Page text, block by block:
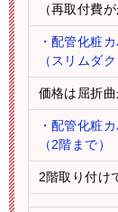
（再取付費
・配管化粧
（スリムダク
価格は屈折曲
・配管化粧
（2階まで）
2階取り付け